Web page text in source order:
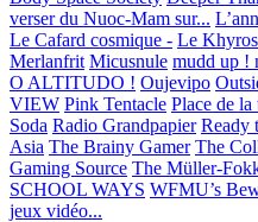
verser du Nuoc-Mam sur...
Le Cafard cosmique - Le
Merlanfrit Micusnule mudd up !
O ALTITUDO ! Oujevipo
VIEW Pink Tentacle Place de la
Soda Radio Grandpapier Ready
Asia The Brainy Gamer The
Gaming Source The Müller-
SCHOOL WAYS WFMU’s
jeux vidéo...